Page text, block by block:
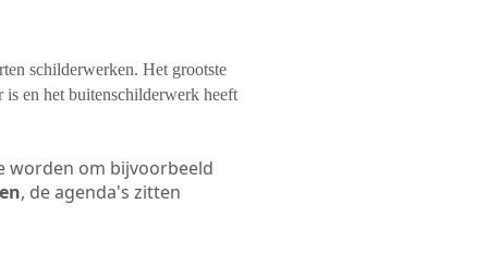
schilderwerken. Het grootste
en het buitenschilderwerk heeft
worden om bijvoorbeeld
, de agenda's zitten